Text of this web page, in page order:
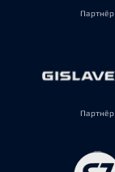
Партнёр
Партнёр